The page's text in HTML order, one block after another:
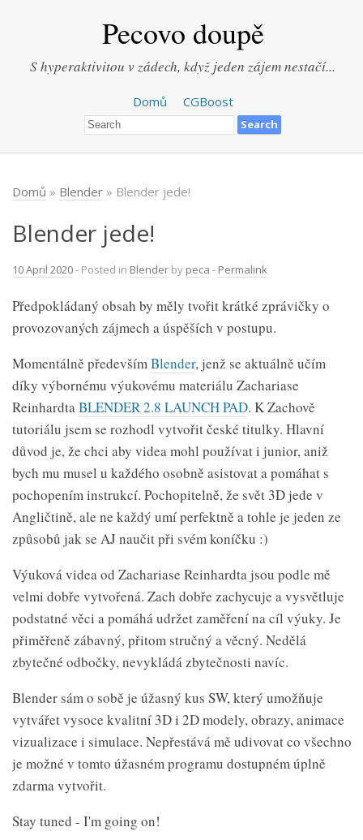
Pecovo doupě
S hyperaktivitou v zádech, když jeden zájem nestačí...
Domů CGBoost
Domů » Blender » Blender jede!
Blender jede!
10 April 2020- Posted in Blender by peca - Permalink
Předpokládaný obsah by měly tvořit krátké zprávičky o
provozovaných zájmech a úspěších v postupu.
Momentálně především Blender, jenž se aktuálně učím
díky výbornému výukovému materiálu Zachariase
Reinhardta BLENDER 2.8 LAUNCH PAD. K Zachově
tutoriálu jsem se rozhodl vytvořit české titulky. Hlavní
důvod je, že chci aby videa mohl používat i junior, aniž
bych mu musel u každého osobně asistovat a pomáhat s
pochopením instrukcí. Pochopitelně, že svět 3D jede v
Angličtině, ale ne každý umí perfektně a tohle je jeden ze
způsobů jak se AJ naučit při svém koníčku :)
Výuková videa od Zachariase Reinhardta jsou podle mě
velmi dobře vytvořená. Zach dobře zachycuje a vysvětluje
podstatné věci a pomáhá udržet zaměření na cíl výuky. Je
přiměřeně zábavný, přitom stručný a věcný. Nedělá
zbytečné odbočky, nevykládá zbytečnosti navíc.
Blender sám o sobě je úžasný kus SW, který umožňuje
vytvářet vysoce kvalitní 3D i 2D modely, obrazy, animace
vizualizace i simulace. Nepřestává mě udivovat co všechno
je možné v tomto úžasném programu dostupném úplně
zdarma vytvořit.
Stay tuned - I'm going on!